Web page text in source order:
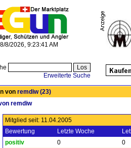
8/8/2026, 9:23:41 AM
Erweiterte Suche
von remdiw (23)
remdiw
Mitglied seit: 11.04.2005
Bewertung
Letzte Woche
positiv
0
0